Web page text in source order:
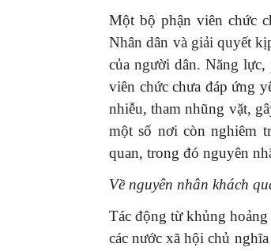
Một bộ phận viên chức
Nhân dân và giải quyết
của người dân. Năng
viên chức chưa đáp ứng
nhiễu, tham nhũng vặt,
một số nơi còn nghiêm
quan, trong đó nguyên
Về nguyên nhân khách
Tác động từ khủng
các nước xã hội chủ